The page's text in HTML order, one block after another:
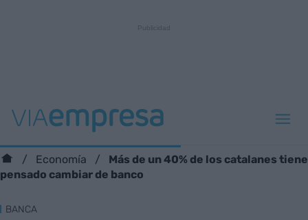
Economía
Más de un 40% de los catalanes tiene
pensado cambiar de banco
BANCA